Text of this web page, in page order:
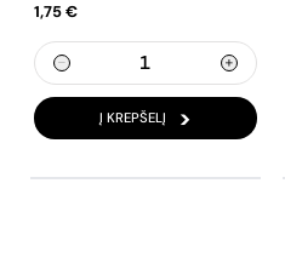
1,75 €
Į KREPŠELĮ